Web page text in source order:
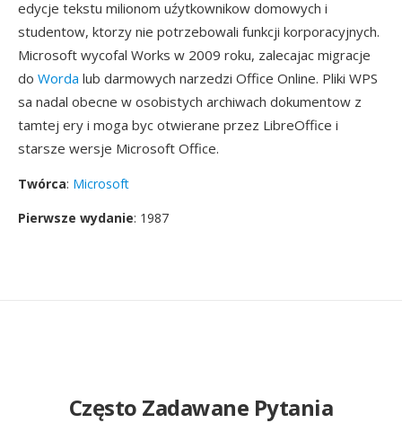
edycje tekstu milionom uźytkownikow domowych i
studentow, ktorzy nie potrzebowali funkcji korporacyjnych.
Microsoft wycofal Works w 2009 roku, zalecajac migracje
do Worda lub darmowych narzedzi Office Online. Pliki WPS
sa nadal obecne w osobistych archiwach dokumentow z
tamtej ery i moga byc otwierane przez LibreOffice i
starsze wersje Microsoft Office.
Twórca: Microsoft
Pierwsze wydanie: 1987
Często Zadawane Pytania